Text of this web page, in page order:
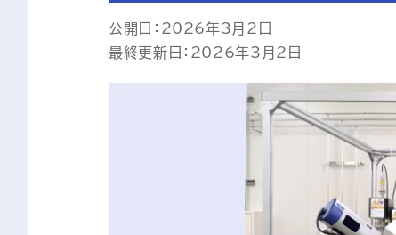
公開日：2026年3月2日
最終更新日：2026年3月2日